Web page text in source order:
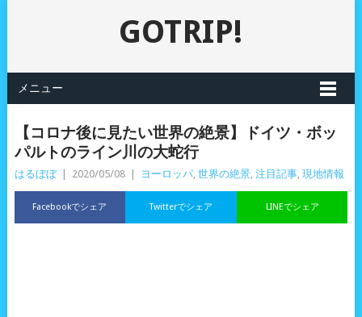
GOTRIP!
メニュー
【コロナ後に見たい世界の絶景】ドイツ・ボッ
パルトのライン川の大蛇行
はるぼぼ 2020/05/08 ヨーロッパ, 世界の絶景, 注目記事, 現地情報
Facebookでシェア LINEでシェア
Twitterでシェア